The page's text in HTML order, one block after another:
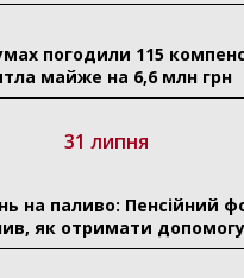
погодили 115
майже на 6,6 млн грн
31 липня
на паливо: Пенсійний
як отримати